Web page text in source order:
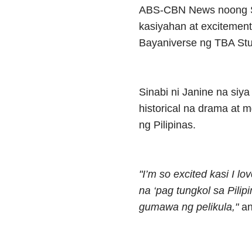
ABS-CBN News noong
kasiyahan at
Bayaniverse ng TBA
Sinabi ni Janine na
historical na drama at
ng Pilipinas.
"I’m so excited kasi I
na ‘pag tungkol sa
gumawa ng pelikula,"